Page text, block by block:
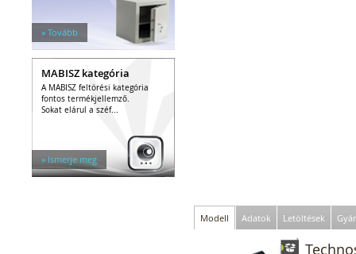
» Tovább
MABISZ kategória
A MABISZ feltörési kategória
fontos termékjellemző.
Sokat elárul a széf...
» Ismerje meg
Modell Adatok Letöltések